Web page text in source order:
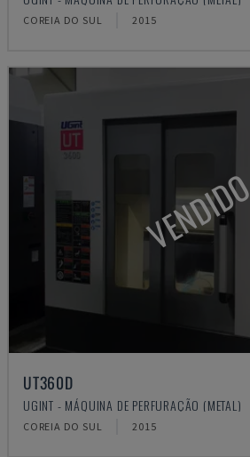
COREIA DO SUL 2015
VENDIDO
UT360D
UGINT - MÁQUINA DE PERFURAÇÃO (METAL)
COREIA DO SUL 2015